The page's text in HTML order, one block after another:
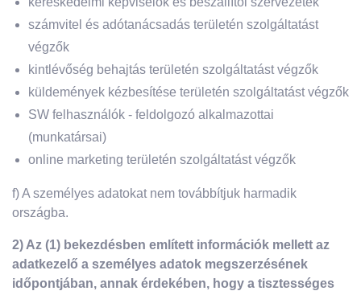
számvitel és adótanácsadás területén szolgáltatást
végzők
kintlévőség behajtás területén szolgáltatást végzők
küldemények kézbesítése területén szolgáltatást végzők
SW felhasználók - feldolgozó alkalmazottai
(munkatársai)
online marketing területén szolgáltatást végzők
f) A személyes adatokat nem továbbítjuk harmadik
országba.
2) Az (1) bekezdésben említett információk mellett az
adatkezelő a személyes adatok megszerzésének
időpontjában, annak érdekében, hogy a tisztességes